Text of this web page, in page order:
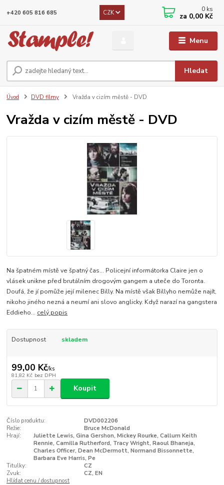
Menu
CZK
Hledat
+420 605 816 685 0 ks
za 0,00 Kč
Úvod DVD filmy Vražda v cizím městě - DVD
Vražda v cizím městě - DVD
Na špatném místě ve špatný čas... Policejní informátorka Claire jen o
vlásek unikne před brutálním drogovým gangem a uteče do Toronta.
Doufá, že jí pomůže její milenec Billy. Na místě však Billyho nemůže najít,
nikoho jiného nezná a neumí ani slovo anglicky. Když narazí na gangstera
Eddieho... celý popis
Dostupnost skladem
99,00 Kč/ks
81,82 Kč bez DPH
Koupit
Číslo produktu:
DVD002206
Režie:
Bruce McDonald
Hrají:
Juliette Lewis, Gina Gershon, Mickey Rourke, Callum Keith
Rennie, Camilla Rutherford, Tracy Wright, Raoul Bhaneja,
Charles Officer, Dean McDermott, Normand Bissonnette,
Barbara Eve Harris, Pe
Titulky:
CZ
Zvuk:
CZ, EN
Hlídat cenu / dostupnost